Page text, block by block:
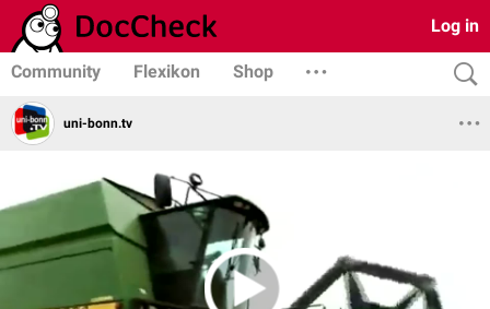
Log in
Community Flexikon Shop
uni-bonn.tv